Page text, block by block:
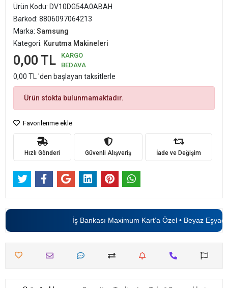
Ürün Kodu: DV10DG54A0ABAH
Barkod: 8806097064213
Marka: Samsung
Kategori: Kurutma Makineleri
0,00 TL
KARGO
BEDAVA
0,00 TL 'den başlayan taksitlerle
Ürün stokta bulunmamaktadır.
Favorilerime ekle
Hızlı Gönderi Güvenli Alışveriş İade ve Değişim
İş Bankası Maximum Kart’a Özel • Beyaz Eşyada